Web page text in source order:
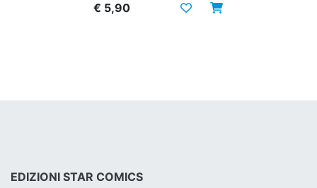
€ 5,90
EDIZIONI STAR COMICS